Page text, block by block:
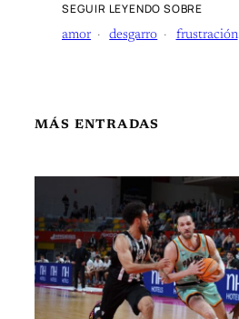
SEGUIR LEYENDO SOBRE
amor desgarro frustración
MÁS ENTRADAS